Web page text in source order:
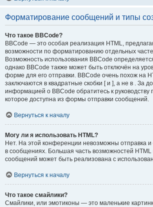
Форматирование сообщений и типы
Что такое BBCode?
BBCode — это особая реализация HTML,
возможности по форматированию отдельных
Возможность использования BBCode
однако BBCode также может быть отключён на
форме для его отправки. BBCode очень похож на
заключаются в квадратные скобки [ и ], а не в . За
информацией о BBCode обратитесь к руководству
которое доступна из формы отправки сообщений.
Вернуться к началу
Могу ли я использовать HTML?
Нет. На этой конференции невозможны отправка и
в сообщениях. Большая часть возможностей
сообщений может быть реализована с
Вернуться к началу
Что такое смайлики?
Смайлики, или эмотиконы — это маленькие